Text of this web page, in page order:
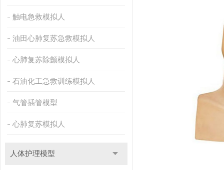
触电急救模拟人
油田心肺复苏急救模拟人
心肺复苏除颤模拟人
石油化工急救训练模拟人
气管插管模型
心肺复苏模拟人
人体护理模型